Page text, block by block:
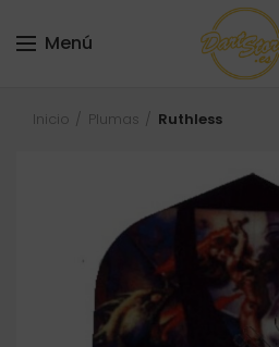
Menú
Inicio Plumas Ruthless